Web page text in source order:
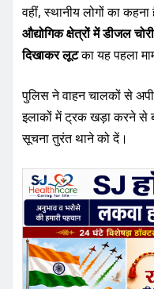
पुलिस ने वाहन चालकों से
इलाकों में ट्रक खड़ा करने से